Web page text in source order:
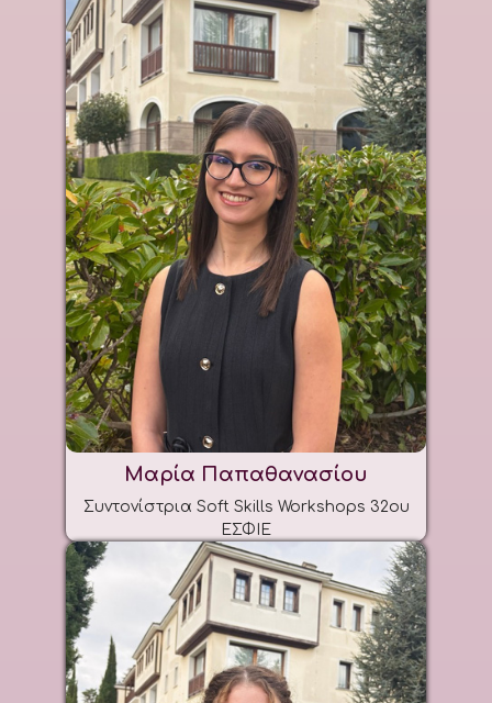
Μαρία Παπαθανασίου
Συντονίστρια Soft Skills Workshops 32ου
ΕΣΦΙΕ